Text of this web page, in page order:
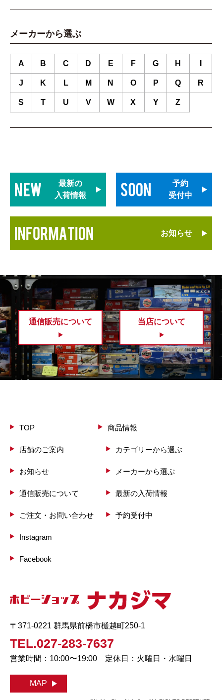
メーカーから選ぶ
A B C D E F G H
J K L M N O P Q R
S T U V W X Y Z
最新の
入荷情報
予約
受付中
お知らせ
通信販売について 当店について
TOP
店舗のご案内
お知らせ
通信販売について
ご注文・お問い合わせ
Instagram
Facebook
商品情報
カテゴリーから選ぶ
メーカーから選ぶ
最新の入荷情報
予約受付中
〒371-0221 群馬県前橋市樋越町250-1
TEL.027-283-7637
営業時間：10:00〜19:00 定休日：火曜日・水曜日
MAP